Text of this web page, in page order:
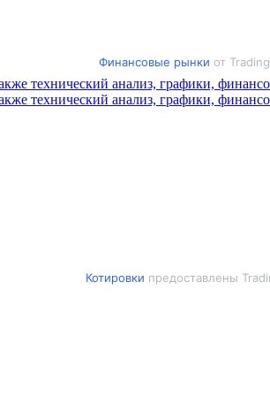
Финансовые рынки от
Котировки предоставлены